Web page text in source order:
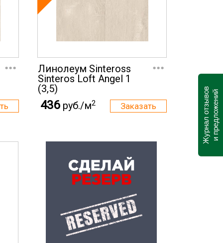
...
Линолеум Sinteross
Sinteros Loft Angel 1
(3,5)
...
436 руб./м2 Журнал отзывови предложений